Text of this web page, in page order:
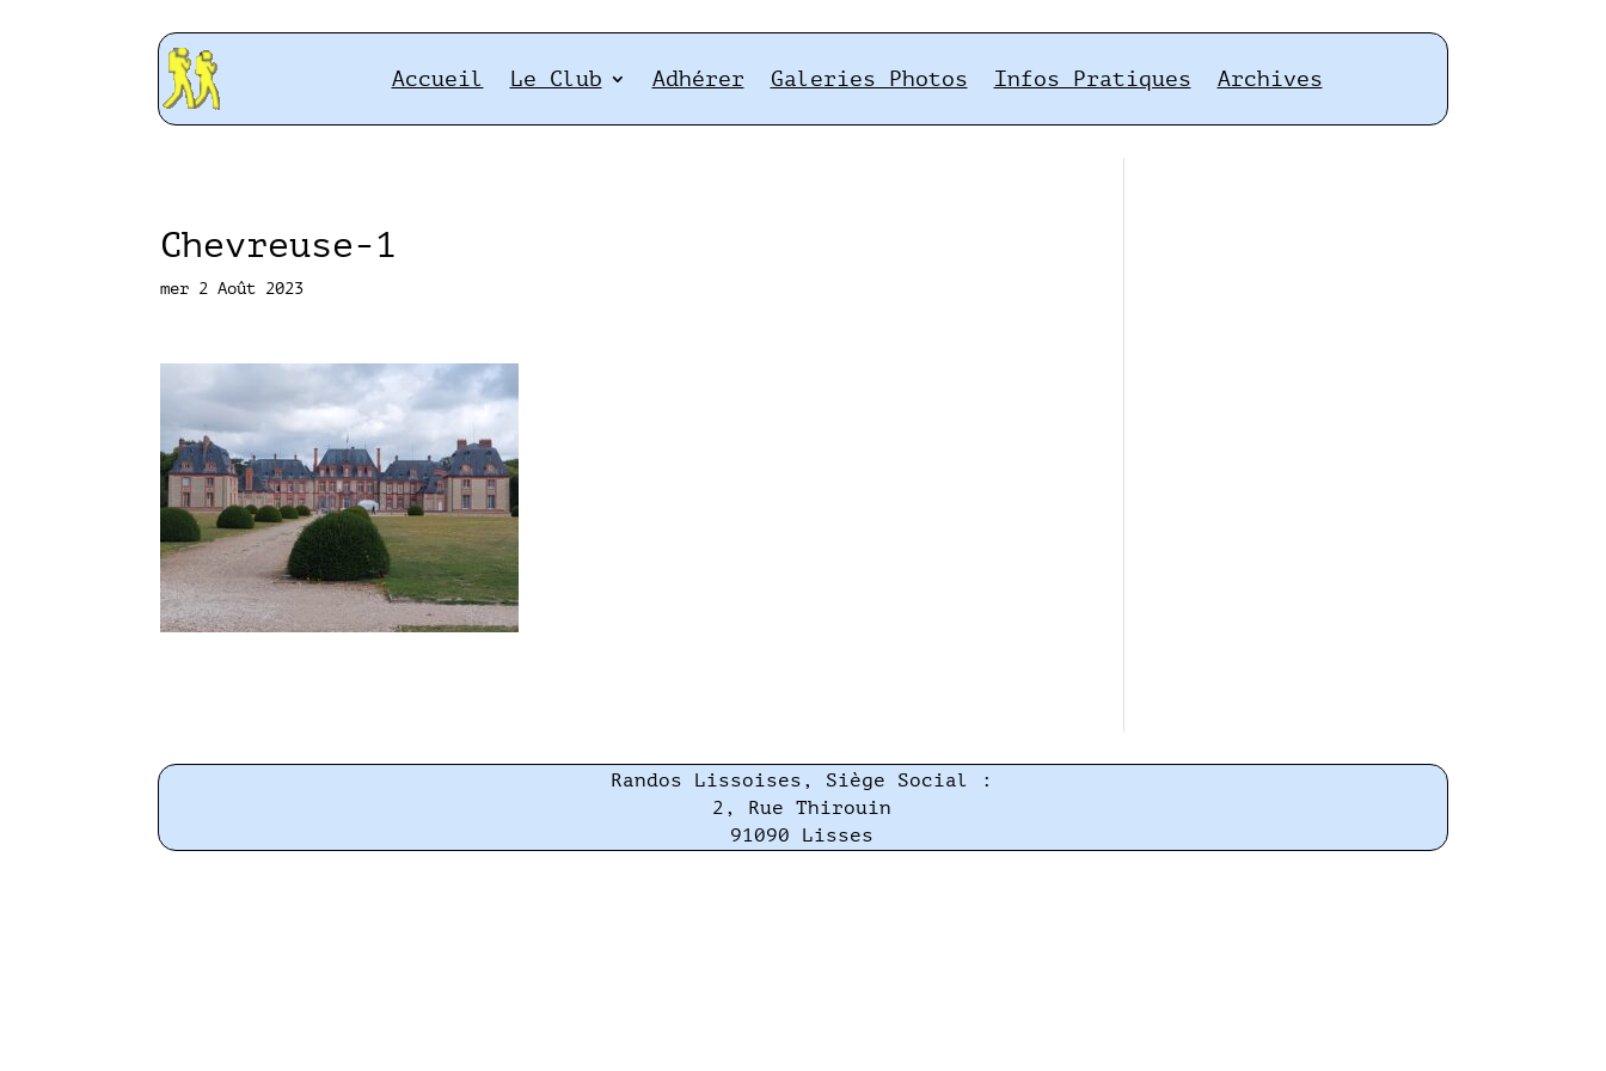
Accueil Le Club Adhérer Galeries Photos Infos Pratiques Archives
Chevreuse-1
mer 2 Août 2023
Randos Lissoises, Siège Social :
2, Rue Thirouin
91090 Lisses